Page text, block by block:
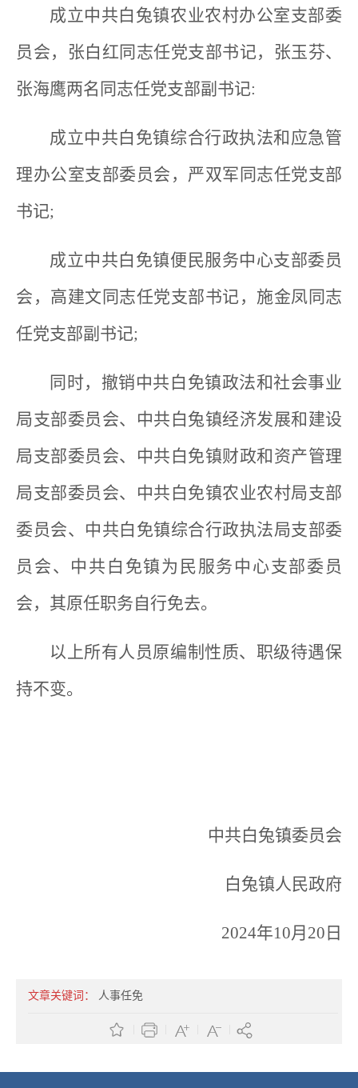
成立中共白兔镇农业农村办公室支部委
员会，张白红同志任党支部书记，张玉芬、
张海鹰两名同志任党支部副书记:
成立中共白免镇综合行政执法和应急管
理办公室支部委员会，严双军同志任党支部
书记;
成立中共白免镇便民服务中心支部委员
会，高建文同志任党支部书记，施金凤同志
任党支部副书记;
同时，撤销中共白免镇政法和社会事业
局支部委员会、中共白兔镇经济发展和建设
局支部委员会、中共白免镇财政和资产管理
局支部委员会、中共白免镇农业农村局支部
委员会、中共白免镇综合行政执法局支部委
员会、中共白免镇为民服务中心支部委员
会，其原任职务自行免去。
以上所有人员原编制性质、职级待遇保
持不变。
中共白兔镇委员会
白兔镇人民政府
2024年10月20日
文章关键词： 人事任免